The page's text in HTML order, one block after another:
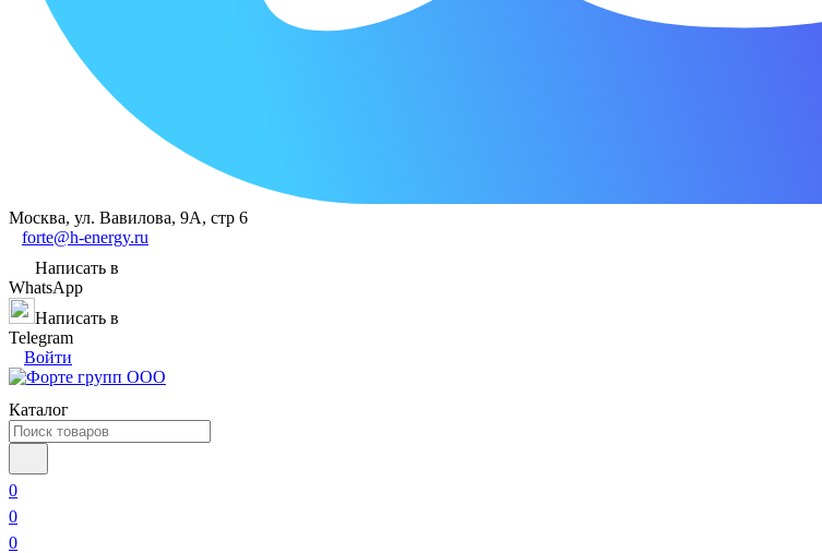
Москва, ул. Вавилова, 9А, стр 6
forte@h-energy.ru
Написать в
WhatsApp
Написать в
Telegram
Войти
Каталог
0
0
0